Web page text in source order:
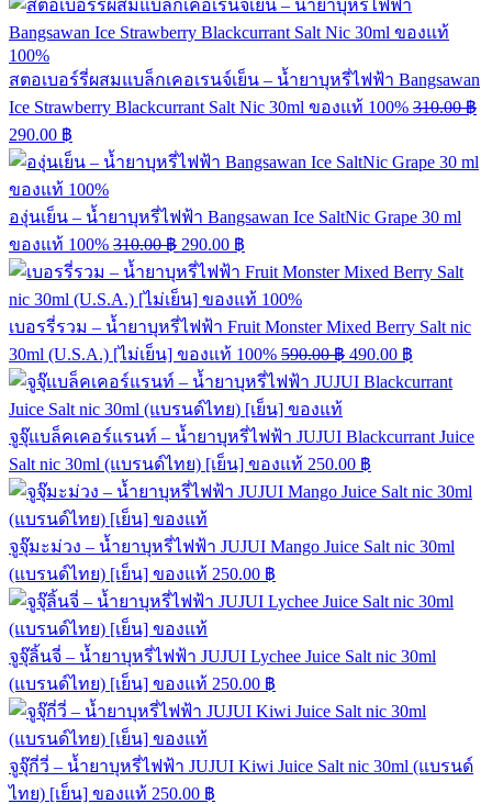
สตอเบอร์รี่ผสมแบล็กเคอเรนจ์เย็น – น้ำยาบุหรี่ไฟฟ้า Bangsawan
Ice Strawberry Blackcurrant Salt Nic 30ml ของแท้ 100% 310.00฿
290.00 ฿
องุ่นเย็น – น้ำยาบุหรี่ไฟฟ้า Bangsawan Ice SaltNic Grape 30 ml
ของแท้ 100% 310.00฿ 290.00 ฿
เบอรรี่รวม – น้ำยาบุหรี่ไฟฟ้า Fruit Monster Mixed Berry Salt nic
30ml (U.S.A.) [ไม่เย็น] ของแท้ 100% 590.00฿ 490.00 ฿
จูจุ๊แบล็คเคอร์แรนท์ – น้ำยาบุหรี่ไฟฟ้า JUJUI Blackcurrant Juice
Salt nic 30ml (แบรนด์ไทย) [เย็น] ของแท้ 250.00 ฿
จูจุ๊มะม่วง – น้ำยาบุหรี่ไฟฟ้า JUJUI Mango Juice Salt nic 30ml
(แบรนด์ไทย) [เย็น] ของแท้ 250.00 ฿
จูจุ๊ลิ้นจี่ – น้ำยาบุหรี่ไฟฟ้า JUJUI Lychee Juice Salt nic 30ml
(แบรนด์ไทย) [เย็น] ของแท้ 250.00 ฿
จูจุ๊กี่วี่ – น้ำยาบุหรี่ไฟฟ้า JUJUI Kiwi Juice Salt nic 30ml (แบรนด์
ไทย) [เย็น] ของแท้ 250.00 ฿